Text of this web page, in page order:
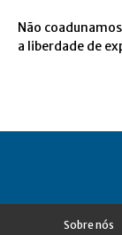
Não
a liberdade de
Sobre nós